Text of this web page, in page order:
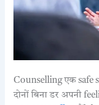
Counselling एक safe
दोनों बिना डर अपनी